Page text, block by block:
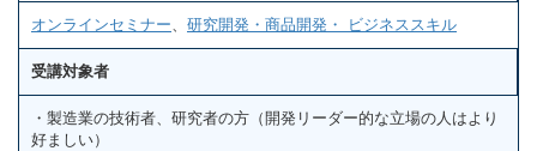
オンラインセミナー、 研究開発・商品開発・ ビジネススキル
受講対象者
・製造業の技術者、研究者の方（開発リーダー的な立場の人はより
好ましい）